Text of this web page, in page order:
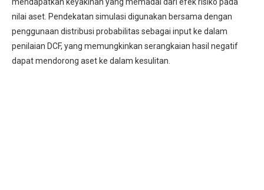
nilai aset. Pendekatan simulasi digunakan bersama dengan
penggunaan distribusi probabilitas sebagai input ke dalam
penilaian DCF, yang memungkinkan serangkaian hasil negatif
dapat mendorong aset ke dalam kesulitan.